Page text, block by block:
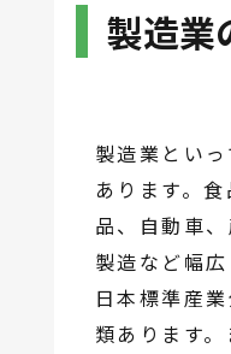
製造業
製造業とい
あります。
品、自動車
製造など幅
日本標準産
類あります